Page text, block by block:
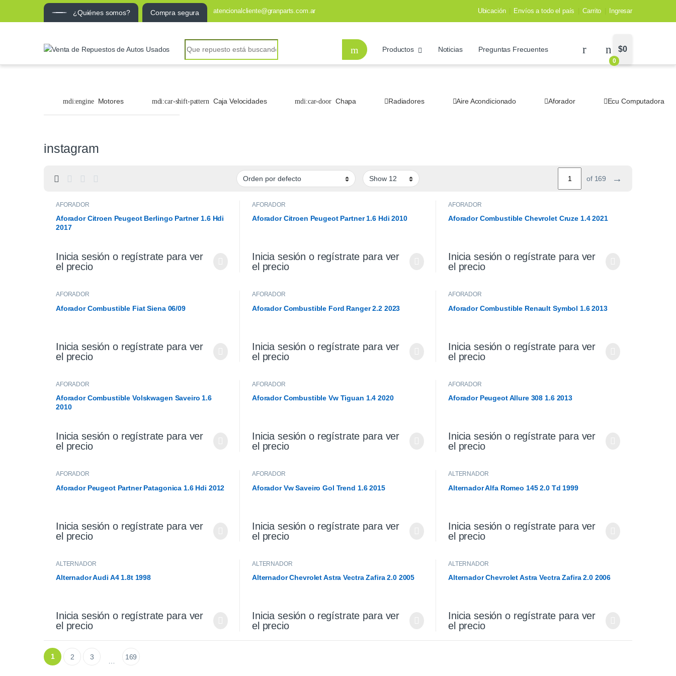
¿Quiénes somos? Compra segura atencionalcliente@granparts.com.ar Ubicación Envíos a todo el país Carrito Ingresar
Search for:
Productos Noticias Preguntas Frecuentes
0
$0
instagram
of 169 →
AFORADOR
Aforador Citroen Peugeot Berlingo Partner 1.6 Hdi
2017
Inicia sesión o regístrate para ver
el precio
AFORADOR
Aforador Citroen Peugeot Partner 1.6 Hdi 2010
Inicia sesión o regístrate para ver
el precio
AFORADOR
Aforador Combustible Chevrolet Cruze 1.4 2021
Inicia sesión o regístrate para ver
el precio
AFORADOR
Aforador Combustible Fiat Siena 06/09
Inicia sesión o regístrate para ver
el precio
AFORADOR
Aforador Combustible Ford Ranger 2.2 2023
Inicia sesión o regístrate para ver
el precio
AFORADOR
Aforador Combustible Renault Symbol 1.6 2013
Inicia sesión o regístrate para ver
el precio
AFORADOR
Aforador Combustible Volskwagen Saveiro 1.6
2010
Inicia sesión o regístrate para ver
el precio
AFORADOR
Aforador Combustible Vw Tiguan 1.4 2020
Inicia sesión o regístrate para ver
el precio
AFORADOR
Aforador Peugeot Allure 308 1.6 2013
Inicia sesión o regístrate para ver
el precio
AFORADOR
Aforador Peugeot Partner Patagonica 1.6 Hdi 2012
Inicia sesión o regístrate para ver
el precio
AFORADOR
Aforador Vw Saveiro Gol Trend 1.6 2015
Inicia sesión o regístrate para ver
el precio
ALTERNADOR
Alternador Alfa Romeo 145 2.0 Td 1999
Inicia sesión o regístrate para ver
el precio
ALTERNADOR
Alternador Audi A4 1.8t 1998
Inicia sesión o regístrate para ver
el precio
ALTERNADOR
Alternador Chevrolet Astra Vectra Zafira 2.0 2005
Inicia sesión o regístrate para ver
el precio
ALTERNADOR
Alternador Chevrolet Astra Vectra Zafira 2.0 2006
Inicia sesión o regístrate para ver
el precio
1 2 3 … 169
Motores Caja Velocidades Chapa Radiadores Aire Acondicionado Aforador Ecu Computadora